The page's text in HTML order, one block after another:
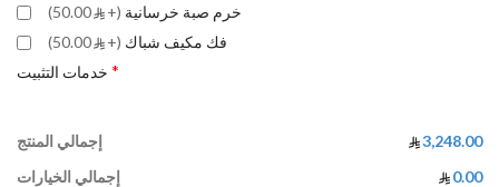
خرم صبة خرسانية (+
50.00)
فك مكيف شباك (+
50.00)
خدمات التثبيت *
إجمالي المنتج
3,248.00
إجمالي الخيارات
0.00